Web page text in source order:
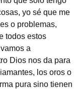
yo sé que me
o problemas,
todos estos
a
Dios nos da para
los oros o
pura sino tienen